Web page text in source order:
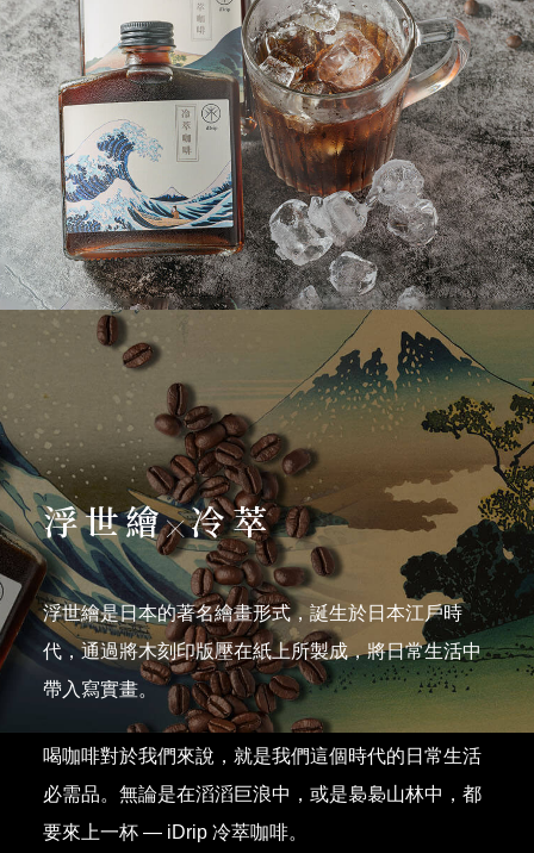
浮世繪╳冷萃
浮世繪是日本的著名繪畫形式，誕生於日本江戶時
代，通過將木刻印版壓在紙上所製成，將日常生活中
帶入寫實畫。
喝咖啡對於我們來說，就是我們這個時代的日常生活
必需品。無論是在滔滔巨浪中，或是裊裊山林中，都
要來上一杯 — iDrip 冷萃咖啡。